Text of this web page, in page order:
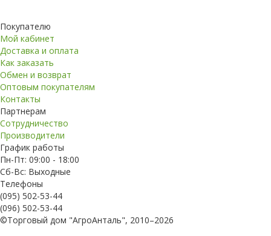
Покупателю
Мой кабинет
Доставка и оплата
Как заказать
Обмен и возврат
Оптовым покупателям
Контакты
Партнерам
Сотрудничество
Производители
График работы
Пн-Пт: 09:00 - 18:00
Сб-Вс: Выходные
Телефоны
(095) 502-53-44
(096) 502-53-44
©Торговый дом "АгроАнталь", 2010–2026